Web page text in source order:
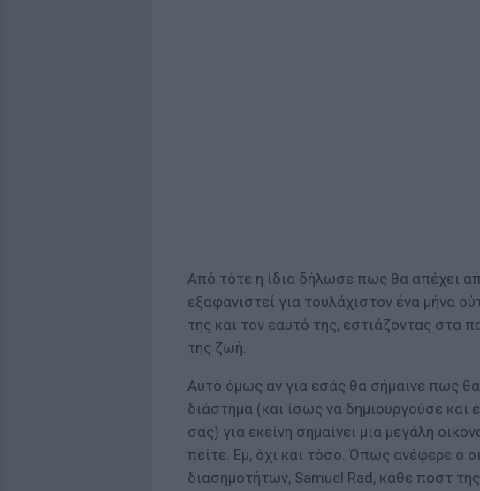
Από τότε η ίδια δήλωσε πως θα απέχει
εξαφανιστεί για τουλάχιστον ένα μήνα
της και τον εαυτό της, εστιάζοντας στα
της ζωή.
Αυτό όμως αν για εσάς θα σήμαινε πως
διάστημα (και ίσως να δημιουργούσε
σας) για εκείνη σημαίνει μια μεγάλη
πείτε. Εμ, όχι και τόσο. Όπως ανέφερε ο
διασημοτήτων, Samuel Rad, κάθε ποστ